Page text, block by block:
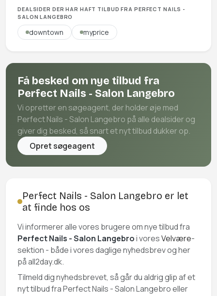
DEALSIDER DER HAR HAFT TILBUD FRA PERFECT NAILS -
SALON LANGEBRO
downtown myprice
Få besked om nye tilbud fra
Perfect Nails - Salon Langebro
Vi opretter en søgeagent, der holder øje med
Perfect Nails - Salon Langebro på alle dealsider og
giver dig besked, så snart et nyt tilbud dukker op.
Opret søgeagent
Perfect Nails - Salon Langebro er let
at finde hos os
Vi informerer alle vores brugere om nye tilbud fra
Perfect Nails - Salon Langebroi voresVelvære-
sektion - både i vores daglige nyhedsbrev og her
på all2day.dk.
Tilmeld dig nyhedsbrevet, så går du aldrig glip af et
nyt tilbud fra Perfect Nails - Salon Langebro eller